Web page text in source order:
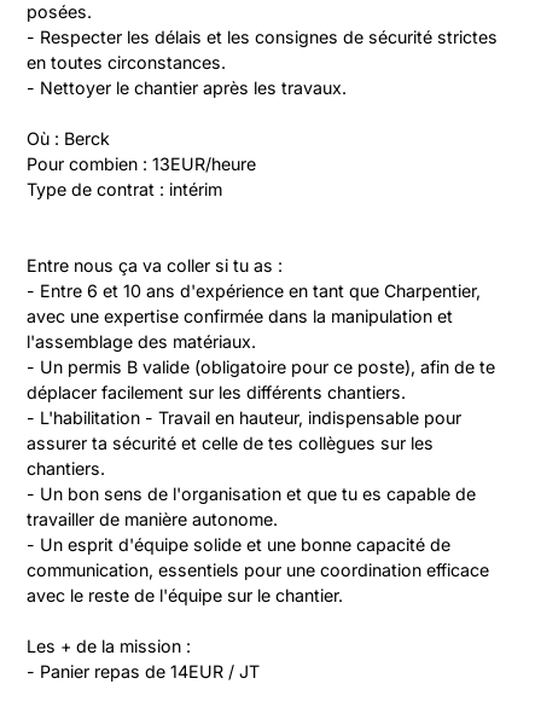
posées.
- Respecter les délais et les consignes de sécurité strictes
en toutes circonstances.
- Nettoyer le chantier après les travaux.
Où : Berck
Pour combien : 13EUR/heure
Type de contrat : intérim
Entre nous ça va coller si tu as :
- Entre 6 et 10 ans d'expérience en tant que Charpentier,
avec une expertise confirmée dans la manipulation et
l'assemblage des matériaux.
- Un permis B valide (obligatoire pour ce poste), afin de te
déplacer facilement sur les différents chantiers.
- L'habilitation - Travail en hauteur, indispensable pour
assurer ta sécurité et celle de tes collègues sur les
chantiers.
- Un bon sens de l'organisation et que tu es capable de
travailler de manière autonome.
- Un esprit d'équipe solide et une bonne capacité de
communication, essentiels pour une coordination efficace
avec le reste de l'équipe sur le chantier.
Les + de la mission :
- Panier repas de 14EUR / JT